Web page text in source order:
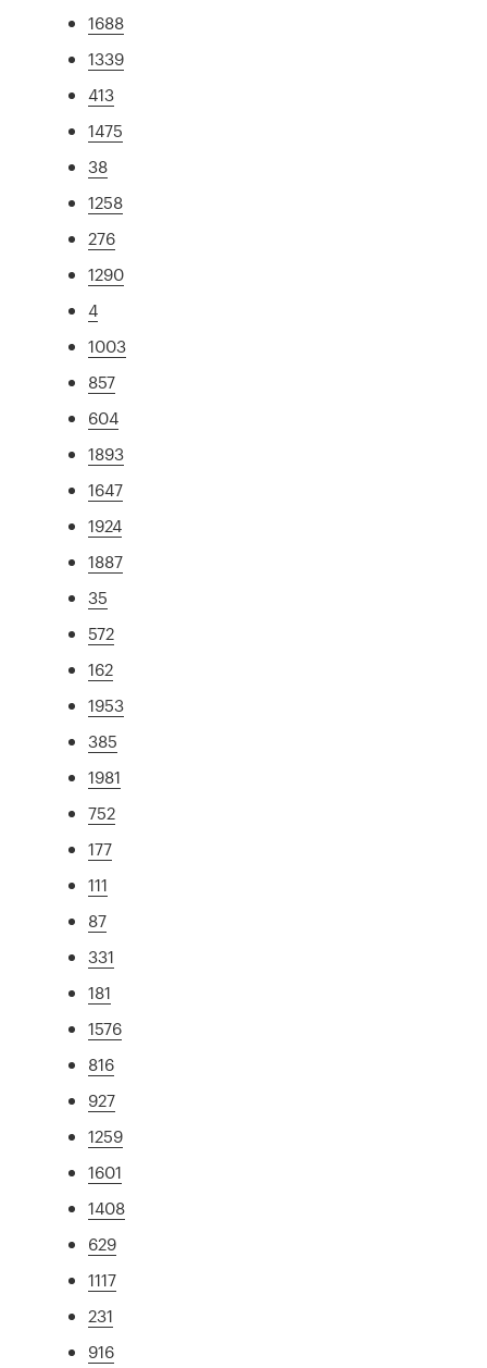
1688
1339
413
1475
38
1258
276
1290
4
1003
857
604
1893
1647
1924
1887
35
572
162
1953
385
1981
752
177
111
87
331
181
1576
816
927
1259
1601
1408
629
1117
231
916